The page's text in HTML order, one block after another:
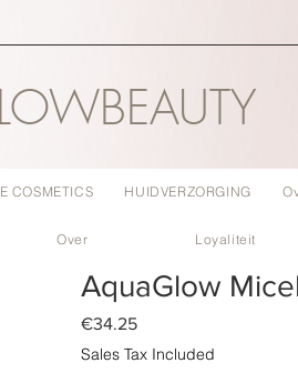
COSMETICS HUIDVERZORGING
Over Loyaliteit
AquaGlow
€34.25Price
Sales Tax Included